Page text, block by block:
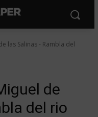
las Salinas - Rambla del
de
del rio